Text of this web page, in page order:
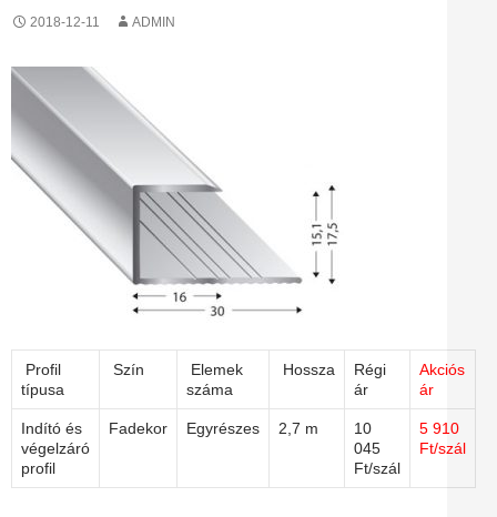
2018-12-11 ADMIN
Profil
típusa
Szín
Elemek
száma
Hossza
Régi
ár
Akciós
ár
Indító és
végelzáró
profil
Fadekor Egyrészes 2,7 m
10
045
Ft/szál
5 910
Ft/szál